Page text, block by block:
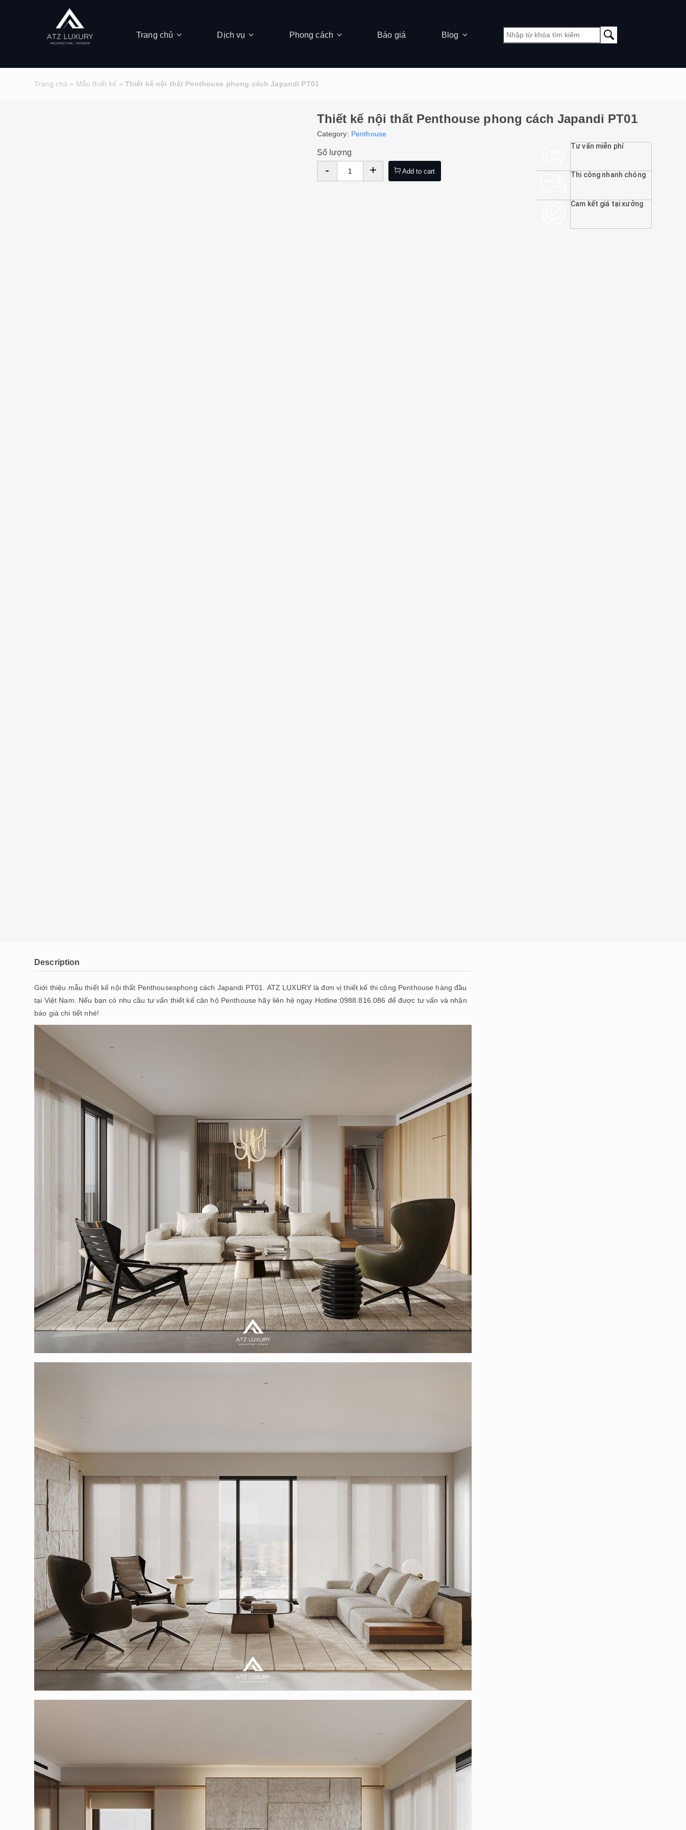
Trang chủ Dịch vụ Phong cách Báo giá Blog
Trang chủ » Mẫu thiết kế » Thiết kế nội thất Penthouse phong cách Japandi PT01
Thiết kế nội thất Penthouse phong cách Japandi PT01
Category: Penthouse
Số lượng
- + Add to cart
Tư vấn miễn phí
Thi công nhanh chóng
Cam kết giá tại xưởng
Description
Giới thiệu mẫu thiết kế nội thất Penthousesphong cách Japandi PT01. ATZ LUXURY là đơn vị thiết kế thi công Penthouse hàng đầu
tại Việt Nam. Nếu bạn có nhu cầu tư vấn thiết kế căn hộ Penthouse hãy liên hệ ngay Hotline:0988.816.086 để được tư vấn và nhận
báo giá chi tiết nhé!